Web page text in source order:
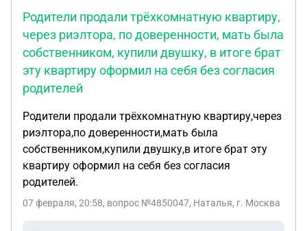
Родители продали трёхкомнатную квартиру,
через риэлтора, по доверенности, мать была
собственником, купили двушку, в итоге брат
эту квартиру оформил на себя без согласия
родителей
Родители продали трёхкомнатную квартиру,через
риэлтора,по доверенности,мать была
собственником,купили двушку,в итоге брат эту
квартиру оформил на себя без согласия
родителей.
07 февраля, 20:58, вопрос №4850047, Наталья, г. Москва